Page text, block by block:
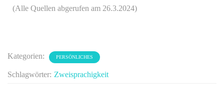
(Alle Quellen abgerufen am 26.3.2024)
Kategorien: PERSÖNLICHES
Schlagwörter: Zweisprachigkeit